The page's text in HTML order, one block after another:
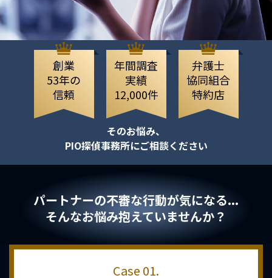
創業
53年の
信頼
年間調査
実績
12,000件
弁護士
協同組合
特約店
そのお悩み、
PIO探偵事務所にご相談ください
パートナーの不審な行動が気になる...
そんなお悩み抱えていませんか？